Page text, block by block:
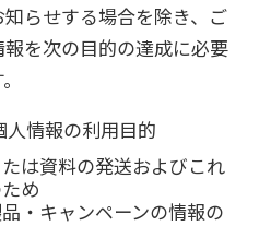
らせする場合を除き、ご
を次の目的の達成に必要
個人情報の利用目的
は資料の発送およびこれ
め
・キャンペーンの情報の